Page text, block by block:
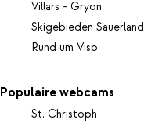
Villars - Gryon
Skigebieden Sauerland
Rund um Visp
Populaire webcams
St. Christoph